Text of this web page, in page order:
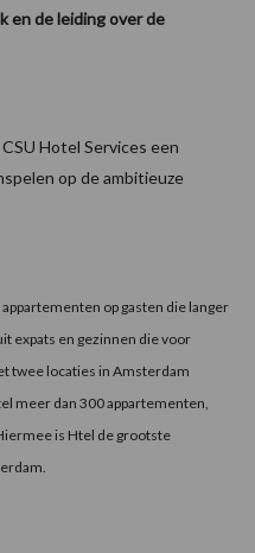
en de leiding over de
Hotel Services een
op de ambitieuze
op gasten die langer
expats en gezinnen die voor
twee locaties in Amsterdam
meer dan 300 appartementen,
is Htel de grootste